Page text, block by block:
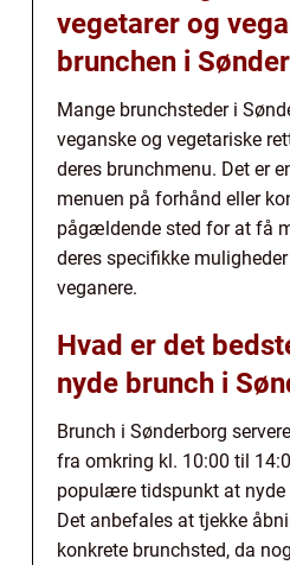
vegetarer og
brunchen i
Mange brunchsteder i
veganske og vegetariske
deres brunchmenu. Det er
menuen på forhånd eller
pågældende sted for at få
deres specifikke
veganere.
Hvad er det
nyde brunch i
Brunch i Sønderborg
fra omkring kl. 10:00 til
populære tidspunkt at nyde
Det anbefales at tjekke
konkrete brunchsted, da